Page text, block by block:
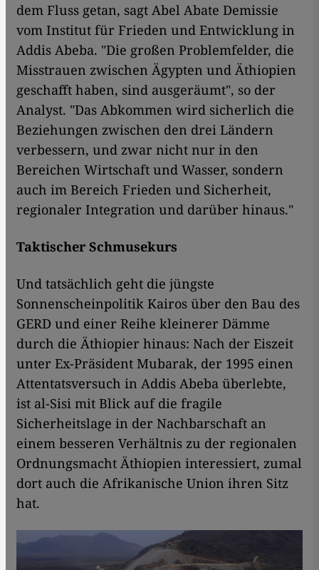
dem Fluss getan, sagt Abel Abate Demissie
vom Institut für Frieden und Entwicklung in
Addis Abeba. "Die großen Problemfelder, die
Misstrauen zwischen Ägypten und Äthiopien
geschafft haben, sind ausgeräumt", so der
Analyst. "Das Abkommen wird sicherlich die
Beziehungen zwischen den drei Ländern
verbessern, und zwar nicht nur in den
Bereichen Wirtschaft und Wasser, sondern
auch im Bereich Frieden und Sicherheit,
regionaler Integration und darüber hinaus."
Taktischer Schmusekurs
Und tatsächlich geht die jüngste
Sonnenscheinpolitik Kairos über den Bau des
GERD und einer Reihe kleinerer Dämme
durch die Äthiopier hinaus: Nach der Eiszeit
unter Ex-Präsident Mubarak, der 1995 einen
Attentatsversuch in Addis Abeba überlebte,
ist al-Sisi mit Blick auf die fragile
Sicherheitslage in der Nachbarschaft an
einem besseren Verhältnis zu der regionalen
Ordnungsmacht Äthiopien interessiert, zumal
dort auch die Afrikanische Union ihren Sitz
hat.